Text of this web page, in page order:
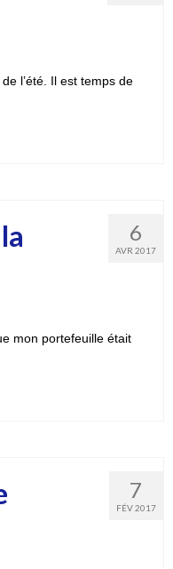
l’été. Il est temps de
6
AVR 2017
mon portefeuille était
7
FÉV 2017